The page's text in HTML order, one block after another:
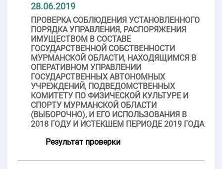
28.06.2019
ПРОВЕРКА СОБЛЮДЕНИЯ УСТАНОВЛЕННОГО
ПОРЯДКА УПРАВЛЕНИЯ, РАСПОРЯЖЕНИЯ
ИМУЩЕСТВОМ В СОСТАВЕ
ГОСУДАРСТВЕННОЙ СОБСТВЕННОСТИ
МУРМАНСКОЙ ОБЛАСТИ, НАХОДЯЩИМСЯ В
ОПЕРАТИВНОМ УПРАВЛЕНИИ
ГОСУДАРСТВЕННЫХ АВТОНОМНЫХ
УЧРЕЖДЕНИЙ, ПОДВЕДОМСТВЕННЫХ
КОМИТЕТУ ПО ФИЗИЧЕСКОЙ КУЛЬТУРЕ И
СПОРТУ МУРМАНСКОЙ ОБЛАСТИ
(ВЫБОРОЧНО), И ЕГО ИСПОЛЬЗОВАНИЯ В
2018 ГОДУ И ИСТЕКШЕМ ПЕРИОДЕ 2019 ГОДА
Результат проверки